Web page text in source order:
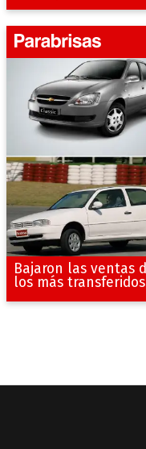
Bajaron las ventas
los más transferidos